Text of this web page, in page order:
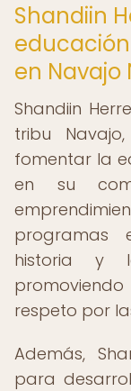
Shandiin
en Navajo
Shandiin
tribu
fomentar la
en su
programas
historia y
respeto por
Además,
para